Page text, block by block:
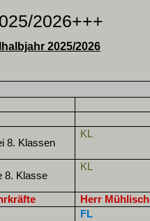
2026+++
2025/2026
8. Klassen
KL
8. Klasse
KL
Herr Mühlisch
FL